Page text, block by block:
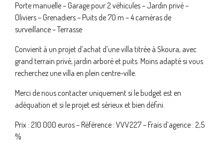
Porte manuelle – Garage pour 2 véhicules – Jardin privé –
Oliviers – Grenadiers – Puits de 70 m – 4 caméras de
surveillance – Terrasse
Convient à un projet d’achat d’une villa titrée à Skoura, avec
grand terrain privé, jardin arboré et puits. Moins adapté si vous
recherchez une villa en plein centre-ville.
Merci de nous contacter uniquement si le budget est en
adéquation et si le projet est sérieux et bien défini.
Prix : 210 000 euros – Référence : VVV227 – Frais d’agence : 2,5
%